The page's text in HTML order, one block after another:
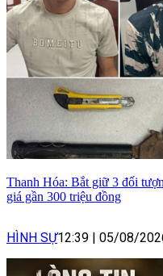
Thanh Hóa: Bắt giữ 3 đối
giá gần 300 triệu đồng
HÌNH SỰ12:39 | 05/08/